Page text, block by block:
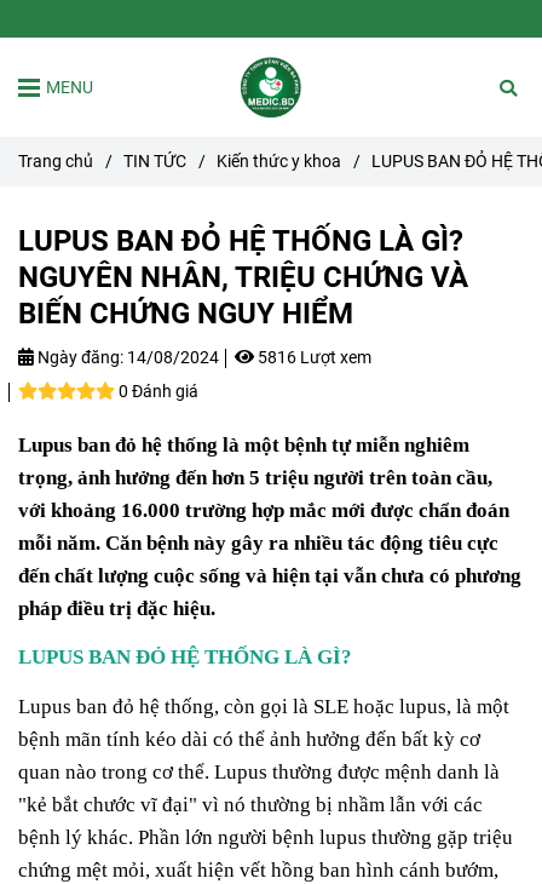
MENU
Trang chủ / TIN TỨC / Kiến thức y khoa / LUPUS BAN ĐỎ HỆ
LUPUS BAN ĐỎ HỆ THỐNG LÀ GÌ?
NGUYÊN NHÂN, TRIỆU CHỨNG VÀ
BIẾN CHỨNG NGUY HIỂM
Ngày đăng: 14/08/2024
5816 Lượt xem
0 Đánh giá
Lupus ban đỏ hệ thống là một bệnh tự miễn nghiêm
trọng, ảnh hưởng đến hơn 5 triệu người trên toàn cầu,
với khoảng 16.000 trường hợp mắc mới được chẩn đoán
mỗi năm. Căn bệnh này gây ra nhiều tác động tiêu cực
đến chất lượng cuộc sống và hiện tại vẫn chưa có phương
pháp điều trị đặc hiệu.
LUPUS BAN ĐỎ HỆ THỐNG LÀ GÌ?
Lupus ban đỏ hệ thống, còn gọi là SLE hoặc lupus, là một
bệnh mãn tính kéo dài có thể ảnh hưởng đến bất kỳ cơ
quan nào trong cơ thể. Lupus thường được mệnh danh là
"kẻ bắt chước vĩ đại" vì nó thường bị nhầm lẫn với các
bệnh lý khác. Phần lớn người bệnh lupus thường gặp triệu
chứng mệt mỏi, xuất hiện vết hồng ban hình cánh bướm,